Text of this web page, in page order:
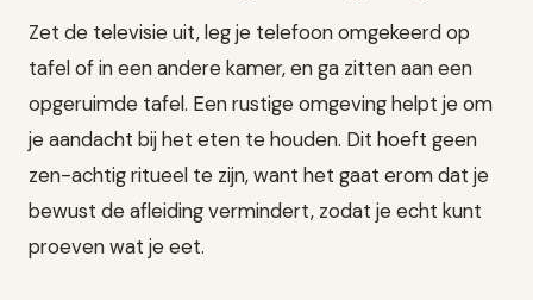
Zet de televisie uit, leg je telefoon omgekeerd op
tafel of in een andere kamer, en ga zitten aan een
opgeruimde tafel. Een rustige omgeving helpt je om
je aandacht bij het eten te houden. Dit hoeft geen
zen-achtig ritueel te zijn, want het gaat erom dat je
bewust de afleiding vermindert, zodat je echt kunt
proeven wat je eet.